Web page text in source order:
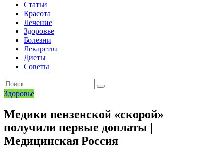
Статьи
Красота
Лечение
Здоровье
Болезни
Лекарства
Диеты
Советы
Здоровье
Медики пензенской «скорой»
получили первые доплаты |
Медицинская Россия